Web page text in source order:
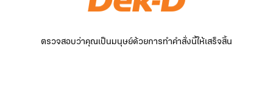
ตรวจสอบว่าคุณเป็นมนุษย์ด้วยการทำคำสั่งนี้ให้เสร็จสิ้น